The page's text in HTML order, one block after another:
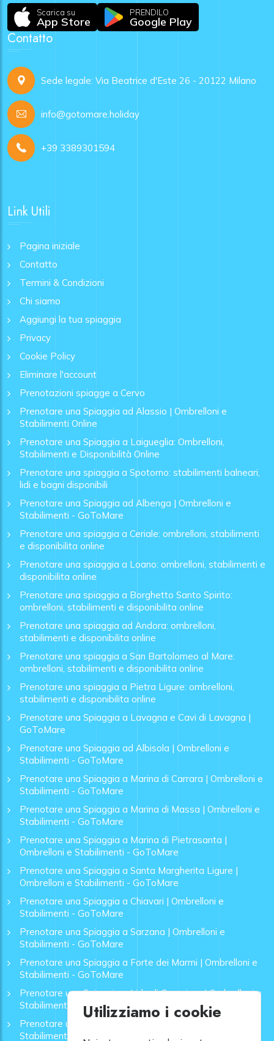
Scarica su
App Store
PRENDILO
Google Play
Contatto
Sede legale: Via Beatrice d'Este 26 - 20122 Milano
info@gotomare.holiday
+39 3389301594
Link Utili
Pagina iniziale
Contatto
Termini & Condizioni
Chi siamo
Aggiungi la tua spiaggia
Privacy
Cookie Policy
Eliminare l'account
Prenotazioni spiagge a Cervo
Prenotare una Spiaggia ad Alassio | Ombrelloni e
Stabilimenti Online
Prenotare una Spiaggia a Laigueglia: Ombrelloni,
Stabilimenti e Disponibilità Online
Prenotare una spiaggia a Spotorno: stabilimenti balneari,
lidi e bagni disponibili
Prenotare una Spiaggia ad Albenga | Ombrelloni e
Stabilimenti - GoToMare
Prenotare una spiaggia a Ceriale: ombrelloni, stabilimenti
e disponibilita online
Prenotare una spiaggia a Loano: ombrelloni, stabilimenti e
disponibilita online
Prenotare una spiaggia a Borghetto Santo Spirito:
ombrelloni, stabilimenti e disponibilita online
Prenotare una spiaggia ad Andora: ombrelloni,
stabilimenti e disponibilita online
Prenotare una spiaggia a San Bartolomeo al Mare:
ombrelloni, stabilimenti e disponibilita online
Prenotare una spiaggia a Pietra Ligure: ombrelloni,
stabilimenti e disponibilita online
Prenotare una Spiaggia a Lavagna e Cavi di Lavagna |
GoToMare
Prenotare una Spiaggia ad Albisola | Ombrelloni e
Stabilimenti - GoToMare
Prenotare una Spiaggia a Marina di Carrara | Ombrelloni e
Stabilimenti - GoToMare
Prenotare una Spiaggia a Marina di Massa | Ombrelloni e
Stabilimenti - GoToMare
Prenotare una Spiaggia a Marina di Pietrasanta |
Ombrelloni e Stabilimenti - GoToMare
Prenotare una Spiaggia a Santa Margherita Ligure |
Ombrelloni e Stabilimenti - GoToMare
Prenotare una Spiaggia a Chiavari | Ombrelloni e
Stabilimenti - GoToMare
Prenotare una Spiaggia a Sarzana | Ombrelloni e
Stabilimenti - GoToMare
Prenotare una Spiaggia a Forte dei Marmi | Ombrelloni e
Stabilimenti - GoToMare
Prenotare una Spiaggia a Lido di Camaiore | Ombrelloni e
Stabilimenti - GoToMare
Prenotare una Spiaggia a Rapallo | Ombrelloni e
Stabilimenti - GoToMare
Utilizziamo i cookie